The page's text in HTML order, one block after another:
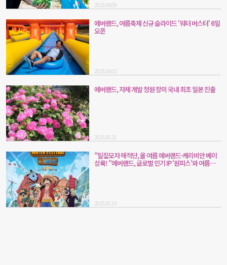
2025.06.09
에버랜드, 여름축제 신규 슬라이드 '워터 버스터' 6일
오픈
2025.06.02
에버랜드, 자체 개발 정원 장미 국내 최초 일본 진출
2025.05.21
"밀짚모자 해적단, 올 여름 에버랜드·캐리비안 베이
상륙! "에버랜드, 글로벌 인기 IP '원피스'와 여름축
2025.05.19